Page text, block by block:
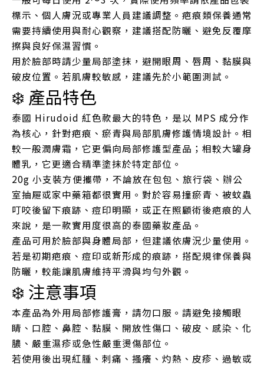
標示、個人膚況或專業人員建議調整。疤痕類保養通常
需要持續使用與耐心觀察，建議搭配防曬、避免反覆摩
擦與良好保濕習慣。
用於臉部時請少量局部塗抹，避開眼周、唇周、黏膜與
破皮位置。若肌膚較敏感，建議先於小範圍測試。
❄️ 產品特色
泰國 Hirudoid 紅色款最大的特色，是以 MPS 成分作
為核心，針對疤痕、瘀青與局部肌膚修護情境設計。相
較一般潤膚霜，它更偏向局部修護型產品；相較大罐身
體乳，它更適合精準塗抹於特定部位。
20g 小支裝方便攜帶，不論放在包包、旅行袋、辦公
室抽屜或家中藥箱都很實用。對於容易撞瘀青、被蚊蟲
叮咬後留下痕跡、痘印明顯，或正在照顧術後疤痕的人
來說，是一款實用度很高的泰國藥妝產品。
產品可用於臉部與身體局部，但建議依膚況少量使用。
若是初期疤痕、痘印或新形成的痕跡，搭配規律保養與
防曬，較能讓肌膚維持平滑與均勻外觀。
❄️ 注意事項
本產品為外用局部修護膏，請勿口服。請避免接觸眼
睛、口腔、鼻腔、黏膜、開放性傷口、破皮、感染、化
膿、嚴重濕疹或急性嚴重燙傷部位。
若使用後出現紅腫、刺痛、搔癢、灼熱、皮疹、過敏或